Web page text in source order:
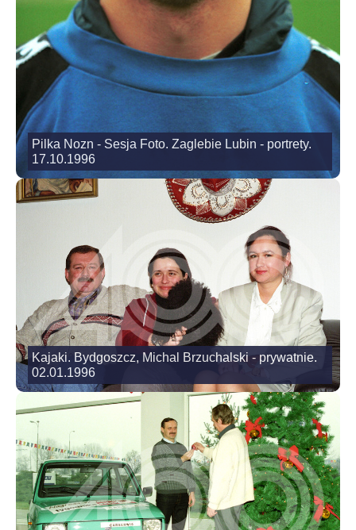
Pilka Nozn - Sesja Foto. Zaglebie Lubin - portrety.
17.10.1996
Kajaki. Bydgoszcz, Michal Brzuchalski - prywatnie.
02.01.1996